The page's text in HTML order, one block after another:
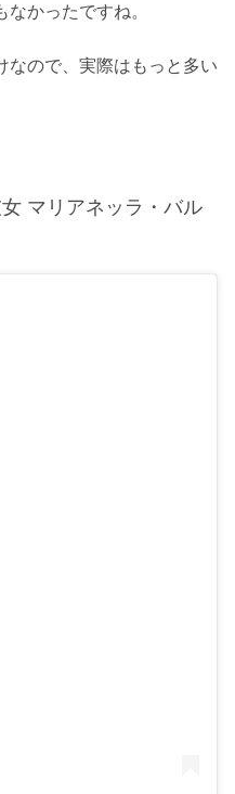
かったですね。
なので、実際はもっと多い
マリアネッラ・バル